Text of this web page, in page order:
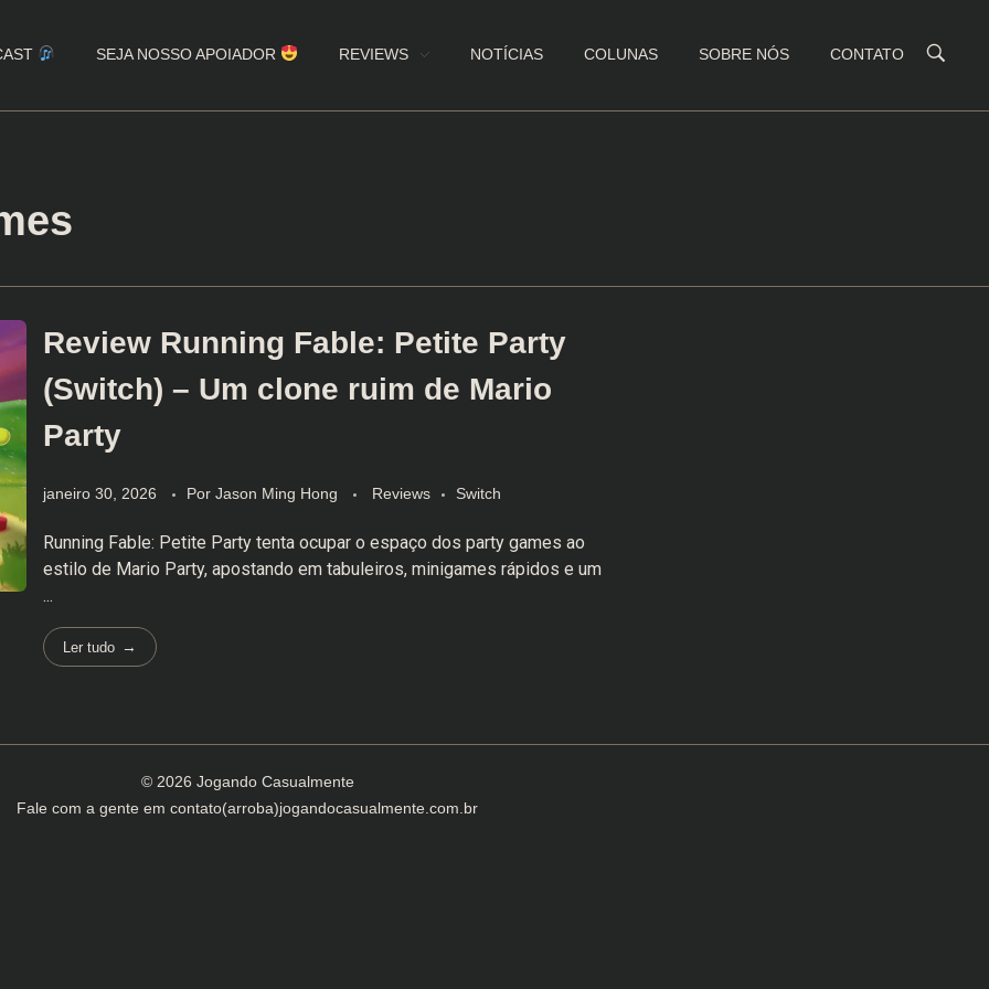
SEJA NOSSO APOIADOR REVIEWS NOTÍCIAS COLUNAS SOBRE NÓS CONTATO
Review Running Fable: Petite Party
(Switch) – Um clone ruim de Mario
Party
janeiro 30, 2026 Por Jason Ming Hong Reviews Switch
Running Fable: Petite Party tenta ocupar o espaço dos party games ao
estilo de Mario Party, apostando em tabuleiros, minigames rápidos e um
...
Ler tudo
© 2026 Jogando Casualmente
Fale com a gente em contato(arroba)jogandocasualmente.com.br